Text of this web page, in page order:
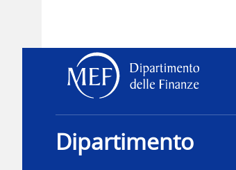
Dipartimento
Dipartimento